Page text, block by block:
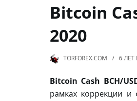
Bitcoin
2020
TORFOREX.COM 6 ЛЕТ
Bitcoin Cash BCH/
рамках коррекции